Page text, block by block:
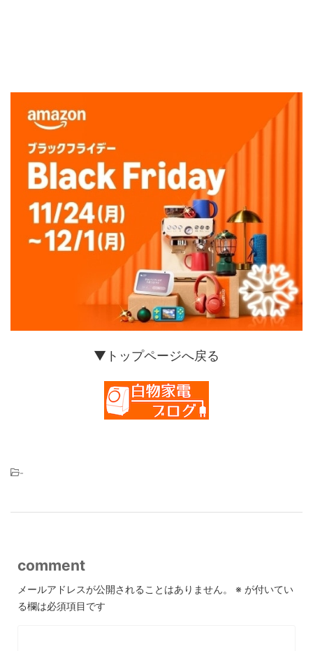
▼トップページへ戻る
-
comment
メールアドレスが公開されることはありません。 ※ が付いてい
る欄は必須項目です